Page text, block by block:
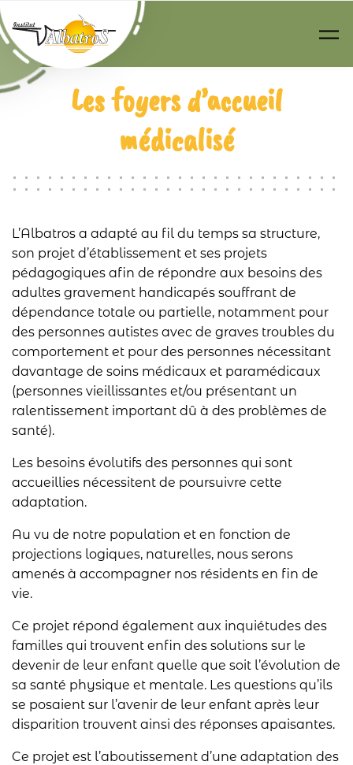
Passer au contenu principal
Les foyers d’accueil
médicalisé
L’Albatros a adapté au fil du temps sa structure,
son projet d’établissement et ses projets
pédagogiques afin de répondre aux besoins des
adultes gravement handicapés souffrant de
dépendance totale ou partielle, notamment pour
des personnes autistes avec de graves troubles du
comportement et pour des personnes nécessitant
davantage de soins médicaux et paramédicaux
(personnes vieillissantes et/ou présentant un
ralentissement important dû à des problèmes de
santé).
Les besoins évolutifs des personnes qui sont
accueillies nécessitent de poursuivre cette
adaptation.
Au vu de notre population et en fonction de
projections logiques, naturelles, nous serons
amenés à accompagner nos résidents en fin de
vie.
Ce projet répond également aux inquiétudes des
familles qui trouvent enfin des solutions sur le
devenir de leur enfant quelle que soit l’évolution de
sa santé physique et mentale. Les questions qu’ils
se posaient sur l’avenir de leur enfant après leur
disparition trouvent ainsi des réponses apaisantes.
Ce projet est l’aboutissement d’une adaptation des